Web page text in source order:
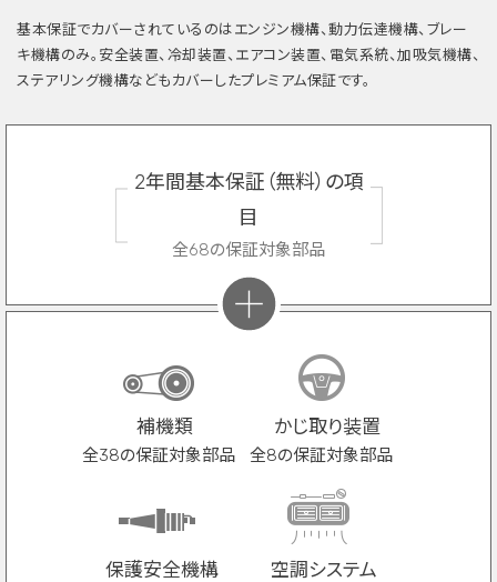
基本保証でカバーされているのはエンジン機構、動力伝達機構、ブレー
キ機構のみ。安全装置、冷却装置、エアコン装置、電気系統、加吸気機構、
ステアリング機構などもカバーしたプレミアム保証です。
2年間基本保証（無料）の項
目
全68の保証対象部品
補機類
全38の保証対象部品
かじ取り装置
全8の保証対象部品
保護安全機構 空調システム